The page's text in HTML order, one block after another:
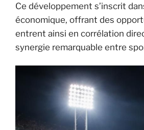
Ce développement s’inscrit
économique, offrant des
entrent ainsi en corrélation
synergie remarquable entre